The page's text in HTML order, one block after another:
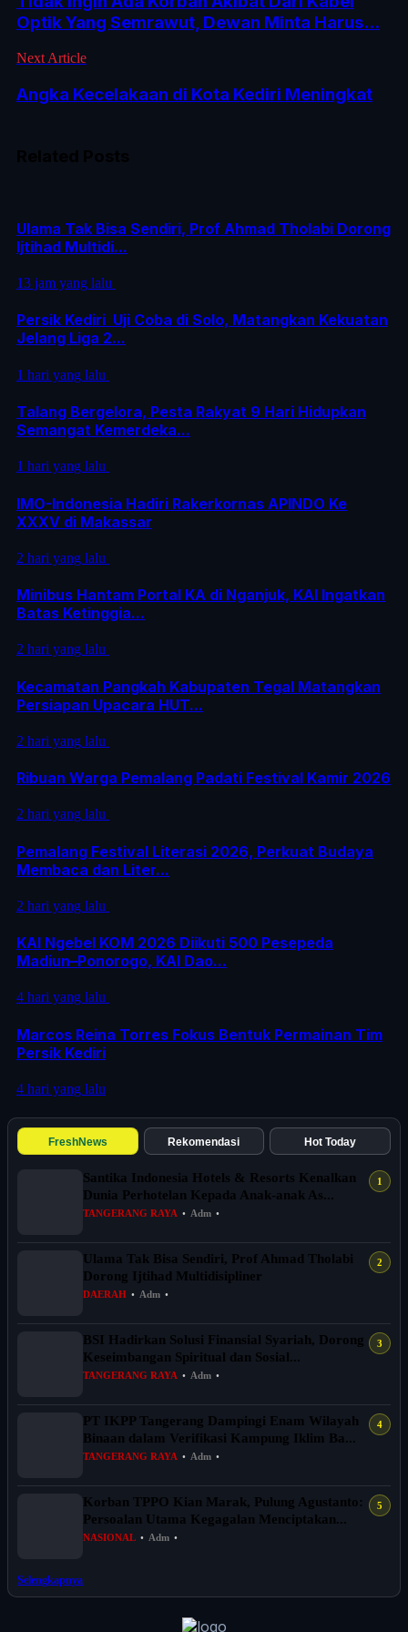
Optik Yang Semrawut, Dewan Minta Harus...
Next Article
Angka Kecelakaan di Kota Kediri Meningkat
Ulama Tak Bisa Sendiri, Prof Ahmad Tholabi Dorong
Ijtihad Multidi...
13 jam yang lalu
Persik Kediri Uji Coba di Solo, Matangkan Kekuatan
Jelang Liga 2...
1 hari yang lalu
Talang Bergelora, Pesta Rakyat 9 Hari Hidupkan
Semangat Kemerdeka...
1 hari yang lalu
IMO-Indonesia Hadiri Rakerkornas APINDO Ke
XXXV di Makassar
2 hari yang lalu
Minibus Hantam Portal KA di Nganjuk, KAI Ingatkan
Batas Ketinggia...
2 hari yang lalu
Kecamatan Pangkah Kabupaten Tegal Matangkan
Persiapan Upacara HUT...
2 hari yang lalu
Ribuan Warga Pemalang Padati Festival Kamir 2026
2 hari yang lalu
Pemalang Festival Literasi 2026, Perkuat Budaya
Membaca dan Liter...
2 hari yang lalu
KAI Ngebel KOM 2026 Diikuti 500 Pesepeda
Madiun–Ponorogo, KAI Dao...
4 hari yang lalu
Marcos Reina Torres Fokus Bentuk Permainan Tim
Persik Kediri
4 hari yang lalu
FreshNews Rekomendasi Hot Today
Santika Indonesia Hotels & Resorts Kenalkan
Dunia Perhotelan Kepada Anak-anak As...
TANGERANG RAYA • Adm •
Ulama Tak Bisa Sendiri, Prof Ahmad Tholabi
Dorong Ijtihad Multidisipliner
DAERAH • Adm •
BSI Hadirkan Solusi Finansial Syariah, Dorong
Keseimbangan Spiritual dan Sosial...
TANGERANG RAYA • Adm •
PT IKPP Tangerang Dampingi Enam Wilayah
Binaan dalam Verifikasi Kampung Iklim Ba...
TANGERANG RAYA • Adm •
Korban TPPO Kian Marak, Pulung Agustanto:
Persoalan Utama Kegagalan Menciptakan...
NASIONAL • Adm •
Selengkapnya